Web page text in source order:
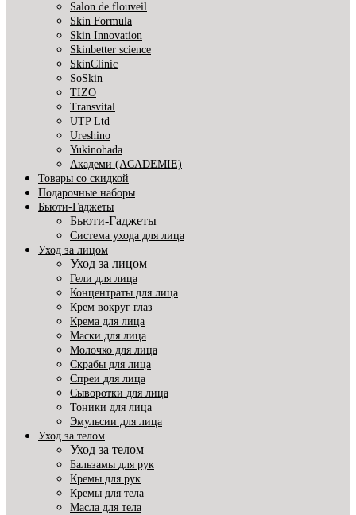
Salon de flouveil
Skin Formula
Skin Innovation
Skinbetter science
SkinСlinic
SoSkin
TIZO
Transvital
UTP Ltd
Ureshino
Yukinohada
Академи (ACADEMIE)
Товары со скидкой
Подарочные наборы
Бьюти-Гаджеты
Бьюти-Гаджеты
Система ухода для лица
Уход за лицом
Уход за лицом
Гели для лица
Концентраты для лица
Крем вокруг глаз
Крема для лица
Маски для лица
Молочко для лица
Скрабы для лица
Спреи для лица
Сыворотки для лица
Тоники для лица
Эмульсии для лица
Уход за телом
Уход за телом
Бальзамы для рук
Кремы для рук
Кремы для тела
Масла для тела